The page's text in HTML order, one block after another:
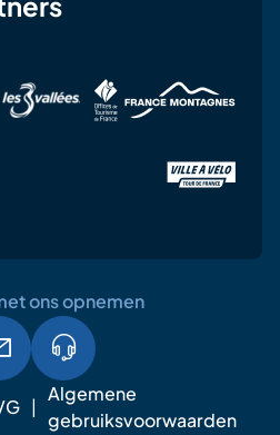
Algemene
gebruiksvoorwaarden
ons opnemen